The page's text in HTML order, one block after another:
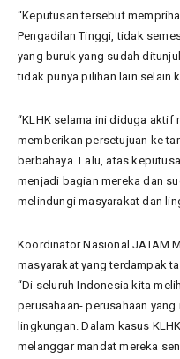
“Keputusan tersebut
Pengadilan Tinggi, tidak
yang buruk yang sudah
tidak punya pilihan lain selain
“KLHK selama ini diduga aktif
memberikan persetujuan ke
berbahaya. Lalu, atas
menjadi bagian mereka dan
melindungi masyarakat dan
Koordinator Nasional JATAM
masyarakat yang terdampak
“Di seluruh Indonesia kita
perusahaan- perusahaan
lingkungan. Dalam kasus
melanggar mandat mereka